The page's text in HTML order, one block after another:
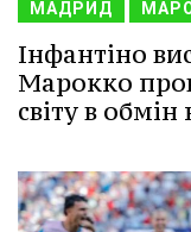
МАДРИД
Інфантіно
Марокко
світу в